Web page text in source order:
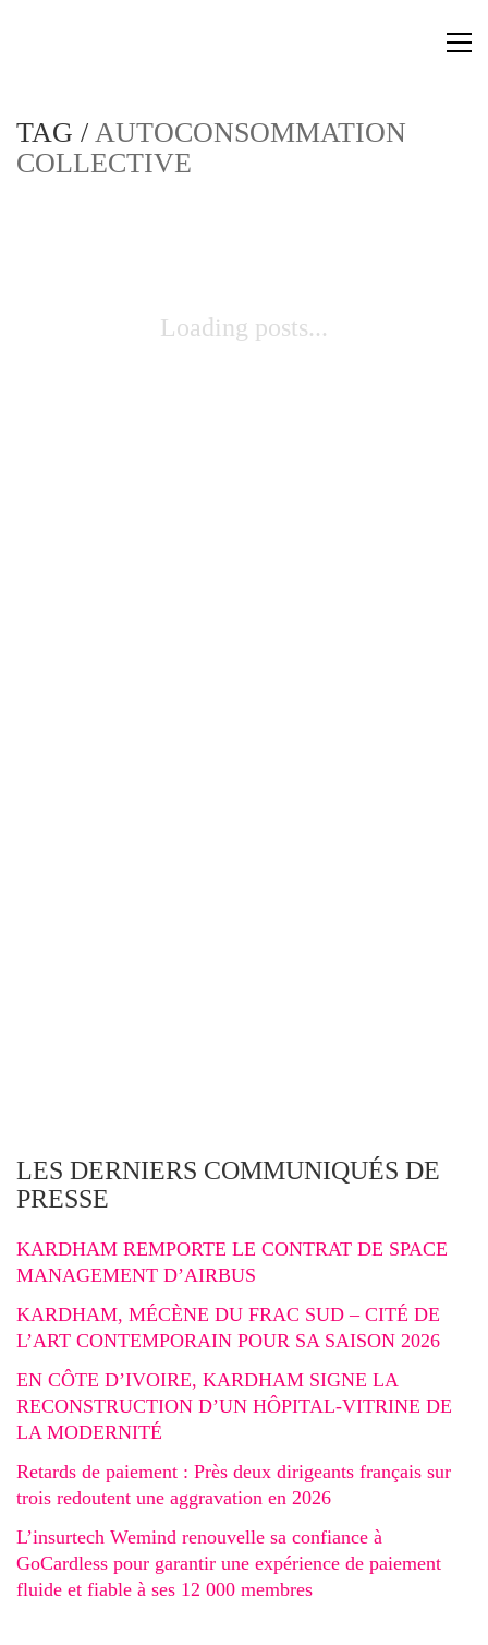
TAG / AUTOCONSOMMATION
COLLECTIVE
Loading posts...
LES DERNIERS COMMUNIQUÉS DE
PRESSE
KARDHAM REMPORTE LE CONTRAT DE SPACE
MANAGEMENT D’AIRBUS
KARDHAM, MÉCÈNE DU FRAC SUD – CITÉ DE
L’ART CONTEMPORAIN POUR SA SAISON 2026
EN CÔTE D’IVOIRE, KARDHAM SIGNE LA
RECONSTRUCTION D’UN HÔPITAL-VITRINE DE
LA MODERNITÉ
Retards de paiement : Près deux dirigeants français sur
trois redoutent une aggravation en 2026
L’insurtech Wemind renouvelle sa confiance à
GoCardless pour garantir une expérience de paiement
fluide et fiable à ses 12 000 membres